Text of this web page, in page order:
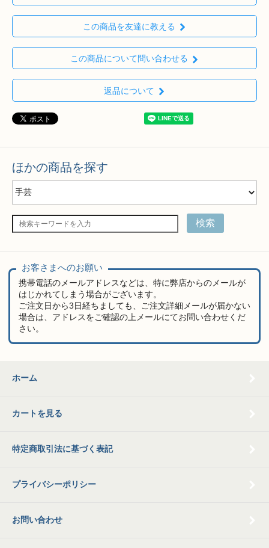
この商品を友達に教える
この商品について問い合わせる
返品について
ほかの商品を探す
検索
お客さまへのお願い
携帯電話のメールアドレスなどは、特に弊店からのメールが
はじかれてしまう場合がございます。
ご注文日から3日経ちましても、ご注文詳細メールが届かない
場合は、アドレスをご確認の上メールにてお問い合わせくだ
さい。
ホーム
カートを見る
特定商取引法に基づく表記
プライバシーポリシー
お問い合わせ